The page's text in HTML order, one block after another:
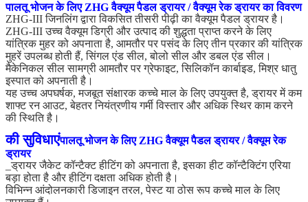
पालतू भोजन के लिए ZHG वैक्यूम पैडल ड्रायर / वैक्यूम रेक ड्रायर का विवरण
ZHG-III जिनलिंग द्वारा विकसित तीसरी पीढ़ी का वैक्यूम पैडल ड्रायर है।
ZHG-III उच्च वैक्यूम डिग्री और उत्पाद की शुद्धता प्राप्त करने के लिए
यांत्रिक मुहर को अपनाता है, आमतौर पर पसंद के लिए तीन प्रकार की यांत्रिक
मुहरें उपलब्ध होती हैं, सिंगल एंड सील, बोलो सील और डबल एंड सील।
मैकेनिकल सील सामग्री आमतौर पर ग्रेफाइट, सिलिकॉन कार्बाइड, मिश्र धातु
इस्पात को अपनाती है।
यह उच्च अपघर्षक, मजबूत संक्षारक कच्चे माल के लिए उपयुक्त है, ड्रायर में कम
शाफ्ट रन आउट, बेहतर नियंत्रणीय गर्मी विस्तार और अधिक स्थिर काम करने
की स्थिति है।
की सुविधाएंपालतू भोजन के लिए ZHG वैक्यूम पैडल ड्रायर / वैक्यूम रेक
ड्रायर
_ड्रायर जैकेट कॉन्टैक्ट हीटिंग को अपनाता है, इसका हीट कॉन्टैक्टिंग एरिया
बड़ा होता है और हीटिंग दक्षता अधिक होती है।
विभिन्न आंदोलनकारी डिजाइन तरल, पेस्ट या ठोस रूप कच्चे माल के लिए